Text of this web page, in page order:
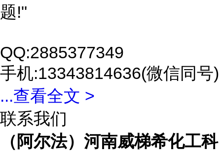
题!"
QQ:2885377349
手机:13343814636(微信同号)
...查看全文 >
联系我们
（阿尔法）河南威梯希化工科